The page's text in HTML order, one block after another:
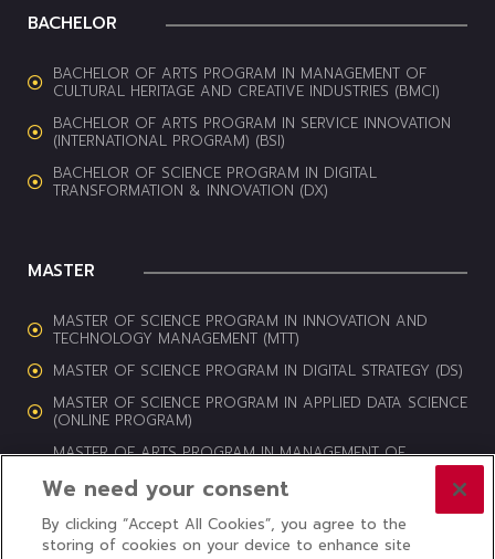
BACHELOR
BACHELOR OF ARTS PROGRAM IN MANAGEMENT OF
CULTURAL HERITAGE AND CREATIVE INDUSTRIES (BMCI)
BACHELOR OF ARTS PROGRAM IN SERVICE INNOVATION
(INTERNATIONAL PROGRAM) (BSI)
BACHELOR OF SCIENCE PROGRAM IN DIGITAL
TRANSFORMATION & INNOVATION (DX)
MASTER
MASTER OF SCIENCE PROGRAM IN INNOVATION AND
TECHNOLOGY MANAGEMENT (MTT)
MASTER OF SCIENCE PROGRAM IN DIGITAL STRATEGY (DS)
MASTER OF SCIENCE PROGRAM IN APPLIED DATA SCIENCE
(ONLINE PROGRAM)
MASTER OF ARTS PROGRAM IN MANAGEMENT OF
We need your consent
By clicking “Accept All Cookies”, you agree to the
storing of cookies on your device to enhance site